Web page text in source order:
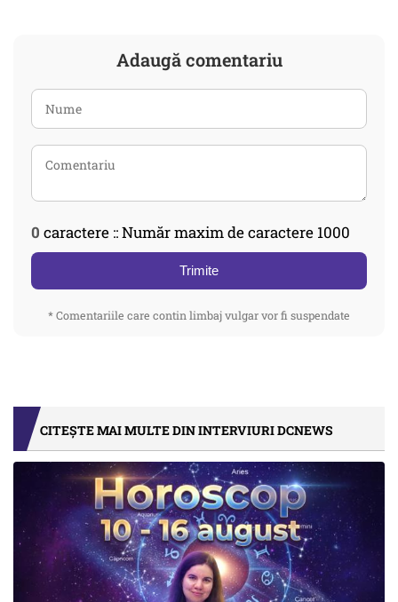
Adaugă comentariu
0 caractere :: Număr maxim de caractere 1000
Trimite
* Comentariile care contin limbaj vulgar vor fi suspendate
CITEȘTE MAI MULTE DIN INTERVIURI DCNEWS